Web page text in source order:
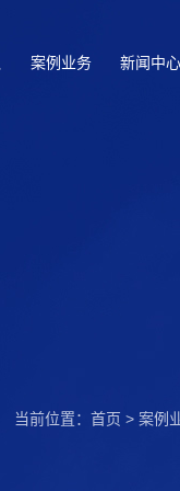
案例业务 新闻中心
当前位置： 首页 > 案例